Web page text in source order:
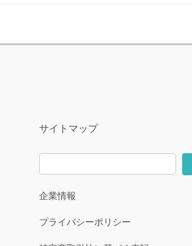
サイトマップ
企業情報
プライバシーポリシー